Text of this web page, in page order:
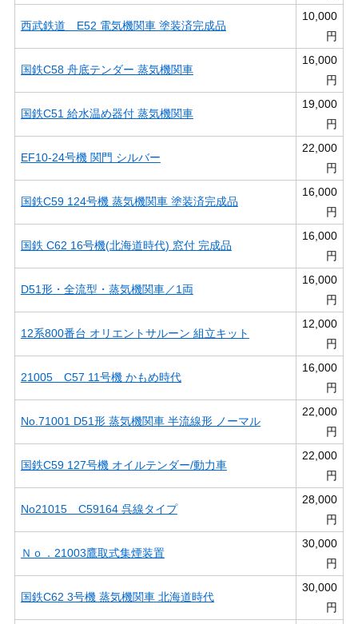
西武鉄道 E52 電気機関車 塗装済完成品
10,000
円
国鉄C58 舟底テンダー 蒸気機関車
16,000
円
国鉄C51 給水温め器付 蒸気機関車
19,000
円
EF10-24号機 関門 シルバー
22,000
円
国鉄C59 124号機 蒸気機関車 塗装済完成品
16,000
円
国鉄 C62 16号機(北海道時代) 窓付 完成品
16,000
円
D51形・全流型・蒸気機関車／1両
16,000
円
12系800番台 オリエントサルーン 組立キット
12,000
円
21005 C57 11号機 かもめ時代
16,000
円
No.71001 D51形 蒸気機関車 半流線形 ノーマル
22,000
円
国鉄C59 127号機 オイルテンダー/動力車
22,000
円
No21015 C59164 呉線タイプ
28,000
円
Ｎｏ．21003鷹取式集煙装置
30,000
円
国鉄C62 3号機 蒸気機関車 北海道時代
30,000
円